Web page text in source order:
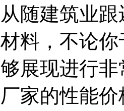
随建筑业
料，不论
展现进行
家的性能